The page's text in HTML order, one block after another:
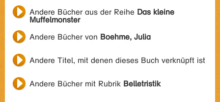
Andere Bücher aus der Reihe Das kleine
Muffelmonster
Andere Bücher von Boehme, Julia
Andere Titel, mit denen dieses Buch verknüpft ist
Andere Bücher mit Rubrik Belletristik